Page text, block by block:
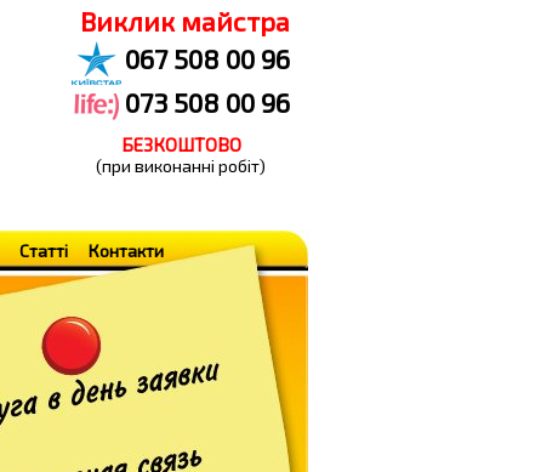
Виклик майстра
067 508 00 96
073 508 00 96
БЕЗКОШТОВО
(при виконанні робіт)
Статті Контакти